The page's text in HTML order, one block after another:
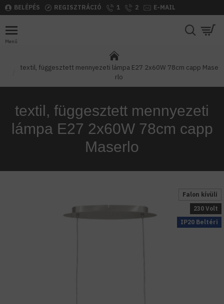
BELÉPÉS REGISZTRÁCIÓ 1 2 E-MAIL
textil, függesztett mennyezeti lámpa E27 2x60W 78cm capp Mase
rlo
textil, függesztett mennyezeti
lámpa E27 2x60W 78cm capp
Maserlo
Falon kívüli
IP20 Beltéri
230 Volt